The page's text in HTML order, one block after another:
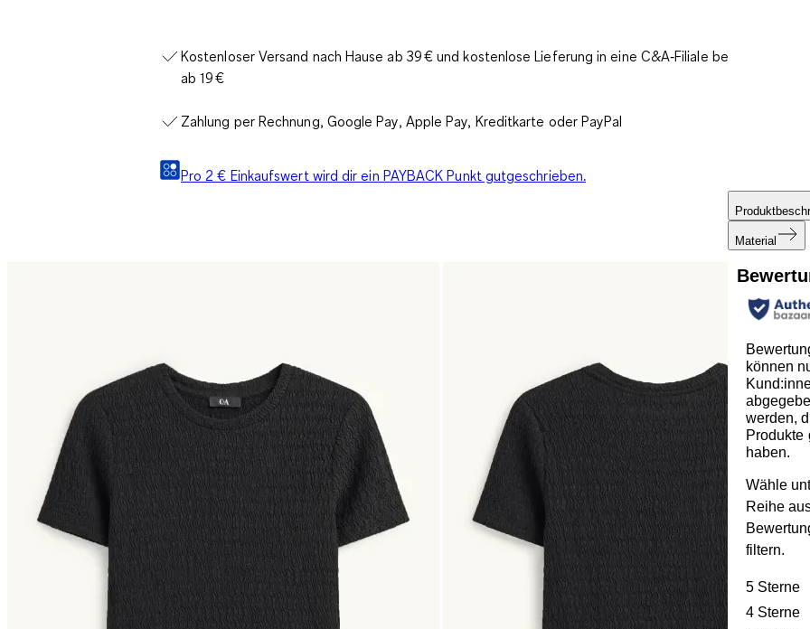
Kostenloser Versand nach Hause ab 39 € und kostenlose Lieferung in eine C&A‑Filiale bereits
ab 19 €
Zahlung per Rechnung, Google Pay, Apple Pay, Kreditkarte oder PayPal
Pro 2 € Einkaufswert wird dir ein PAYBACK Punkt gutgeschrieben.
Material
können
werden,
Produkte
haben.
Wähle
Reihe
filtern.
5 Sterne
4 Sterne